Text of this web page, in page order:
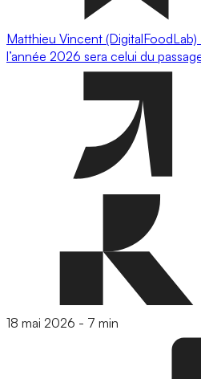
Matthieu Vincent
l’année 2026 sera celui du
18 mai 2026 - 7 min